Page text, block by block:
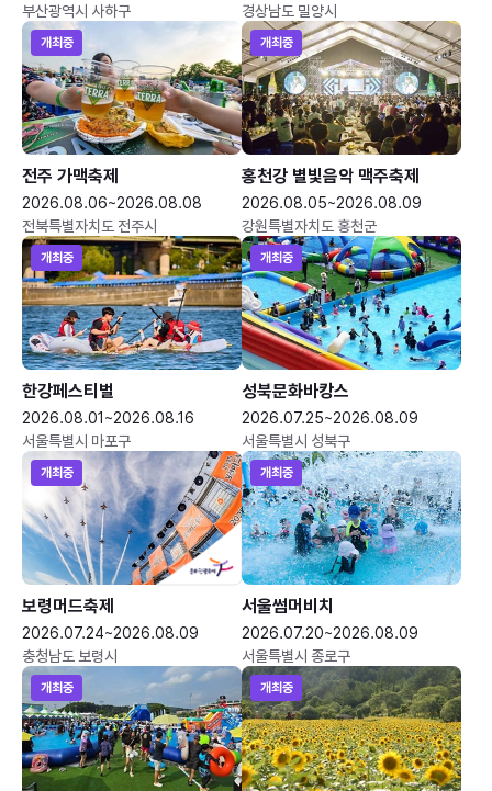
부산광역시 사하구
경상남도 밀양시
개최중
전주 가맥축제
2026.08.06~2026.08.08
전북특별자치도 전주시
개최중
홍천강 별빛음악 맥주축제
2026.08.05~2026.08.09
강원특별자치도 홍천군
개최중
한강페스티벌
2026.08.01~2026.08.16
서울특별시 마포구
개최중
성북문화바캉스
2026.07.25~2026.08.09
서울특별시 성북구
개최중
보령머드축제
2026.07.24~2026.08.09
충청남도 보령시
개최중
서울썸머비치
2026.07.20~2026.08.09
서울특별시 종로구
개최중 개최중